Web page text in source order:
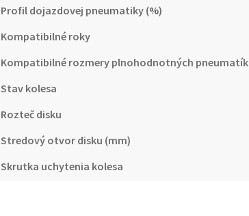
Profil dojazdovej pneumatiky (%)
Kompatibilné roky
Kompatibilné rozmery plnohodnotných pneumatík
Stav kolesa
Rozteč disku
Stredový otvor disku (mm)
Skrutka uchytenia kolesa